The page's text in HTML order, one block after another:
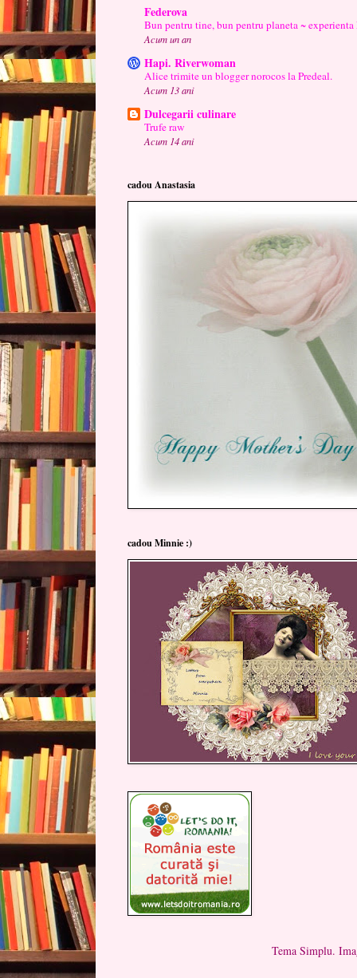
Federova
Bun pentru tine, bun pentru planeta ~ experienta
Acum un an
Hapi. Riverwoman
Alice trimite un blogger norocos la Predeal.
Acum 13 ani
Dulcegarii culinare
Trufe raw
Acum 14 ani
cadou Anastasia
cadou Minnie :)
Tema Simplu.